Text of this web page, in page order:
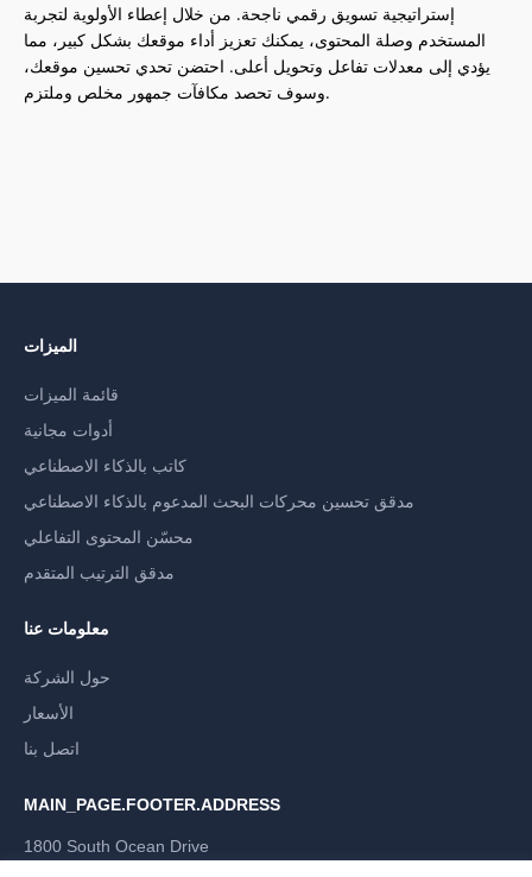
إستراتيجية تسويق رقمي ناجحة. من خلال إعطاء الأولوية لتجربة
المستخدم وصلة المحتوى، يمكنك تعزيز أداء موقعك بشكل كبير، مما
يؤدي إلى معدلات تفاعل وتحويل أعلى. احتضن تحدي تحسين موقعك،
وسوف تحصد مكافآت جمهور مخلص وملتزم.
الميزات
قائمة الميزات
أدوات مجانية
كاتب بالذكاء الاصطناعي
مدقق تحسين محركات البحث المدعوم بالذكاء الاصطناعي
محسّن المحتوى التفاعلي
مدقق الترتيب المتقدم
معلومات عنا
حول الشركة
الأسعار
اتصل بنا
MAIN_PAGE.FOOTER.ADDRESS
1800 South Ocean Drive